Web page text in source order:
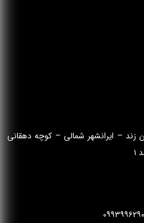
زند – ایرانشهر شمالی – کوچه دهقانی